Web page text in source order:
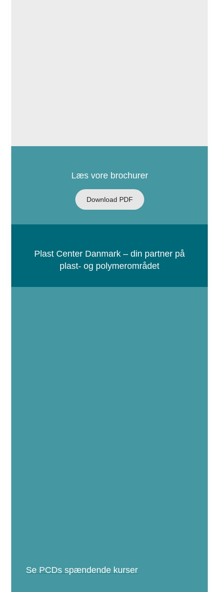
Læs vore brochurer
Download PDF
Plast Center Danmark – din partner på
plast- og polymerområdet
Se PCDs spændende kurser